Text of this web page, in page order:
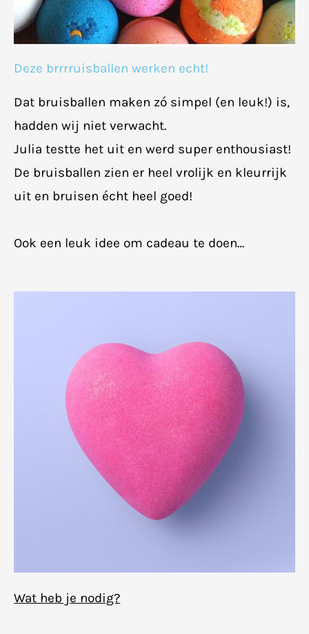
Deze brrrruisballen werken echt!
Dat bruisballen maken zó simpel (en leuk!) is,
hadden wij niet verwacht.
​Julia testte het uit en werd super enthousiast!
De bruisballen zien er heel vrolijk en kleurrijk
uit en bruisen écht heel goed!
Ook een leuk idee om cadeau te doen…
Wat heb je nodig?